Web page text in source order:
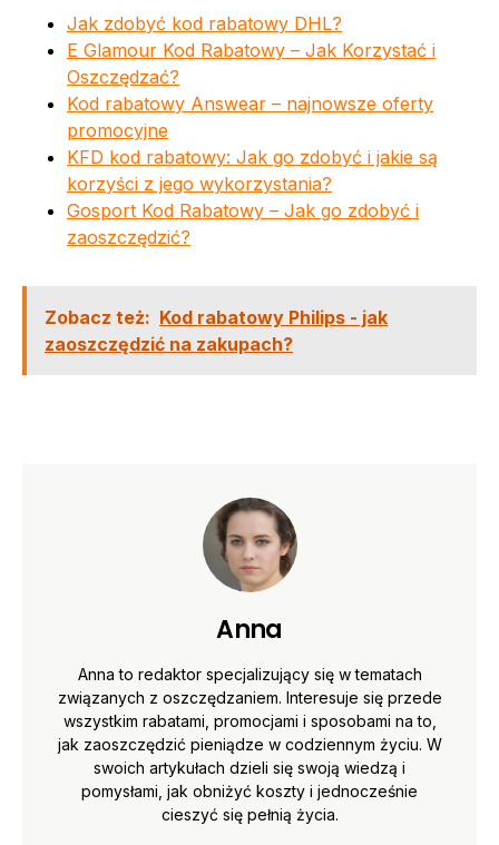
Jak zdobyć kod rabatowy DHL?
E Glamour Kod Rabatowy – Jak Korzystać i
Oszczędzać?
Kod rabatowy Answear – najnowsze oferty
promocyjne
KFD kod rabatowy: Jak go zdobyć i jakie są
korzyści z jego wykorzystania?
Gosport Kod Rabatowy – Jak go zdobyć i
zaoszczędzić?
Zobacz też: Kod rabatowy Philips - jak
zaoszczędzić na zakupach?
Anna
Anna to redaktor specjalizujący się w tematach
związanych z oszczędzaniem. Interesuje się przede
wszystkim rabatami, promocjami i sposobami na to,
jak zaoszczędzić pieniądze w codziennym życiu. W
swoich artykułach dzieli się swoją wiedzą i
pomysłami, jak obniżyć koszty i jednocześnie
cieszyć się pełnią życia.